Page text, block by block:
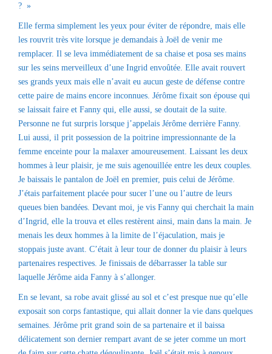
? »
Elle ferma simplement les yeux pour éviter de répondre, mais elle
les rouvrit très vite lorsque je demandais à Joël de venir me
remplacer. Il se leva immédiatement de sa chaise et posa ses mains
sur les seins merveilleux d’une Ingrid envoûtée. Elle avait rouvert
ses grands yeux mais elle n’avait eu aucun geste de défense contre
cette paire de mains encore inconnues. Jérôme fixait son épouse qui
se laissait faire et Fanny qui, elle aussi, se doutait de la suite.
Personne ne fut surpris lorsque j’appelais Jérôme derrière Fanny.
Lui aussi, il prit possession de la poitrine impressionnante de la
femme enceinte pour la malaxer amoureusement. Laissant les deux
hommes à leur plaisir, je me suis agenouillée entre les deux couples.
Je baissais le pantalon de Joël en premier, puis celui de Jérôme.
J’étais parfaitement placée pour sucer l’une ou l’autre de leurs
queues bien bandées. Devant moi, je vis Fanny qui cherchait la main
d’Ingrid, elle la trouva et elles restèrent ainsi, main dans la main. Je
menais les deux hommes à la limite de l’éjaculation, mais je
stoppais juste avant. C’était à leur tour de donner du plaisir à leurs
partenaires respectives. Je finissais de débarrasser la table sur
laquelle Jérôme aida Fanny à s’allonger.
En se levant, sa robe avait glissé au sol et c’est presque nue qu’elle
exposait son corps fantastique, qui allait donner la vie dans quelques
semaines. Jérôme prit grand soin de sa partenaire et il baissa
délicatement son dernier rempart avant de se jeter comme un mort